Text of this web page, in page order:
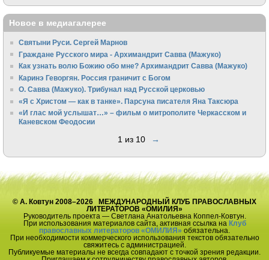
Новое в медиагалерее
Святыни Руси. Сергей Марнов
Граждане Русского мира - Архимандрит Савва (Мажуко)
Как узнать волю Божию обо мне? Архимандрит Савва (Мажуко)
Каринэ Геворгян. Россия граничит с Богом
О. Савва (Мажуко). Трибунал над Русской церковью
«Я с Христом — как в танке». Парсуна писателя Яна Таксюра
«И глас мой услышат…» – фильм о митрополите Черкасском и
Каневском Феодосии
1 из 10 →
© А. Ковтун 2008–2026 МЕЖДУНАРОДНЫЙ КЛУБ ПРАВОСЛАВНЫХ
ЛИТЕРАТОРОВ «ОМИЛИЯ»
Руководитель проекта — Светлана Анатольевна Коппел-Ковтун.
При использования материалов сайта, активная ссылка на Клуб
православных литераторов «ОМИЛИЯ» обязательна.
При необходимости коммерческого использования текстов обязательно
свяжитесь с администрацией.
Публикуемые материалы не всегда совпадают с точкой зрения редакции.